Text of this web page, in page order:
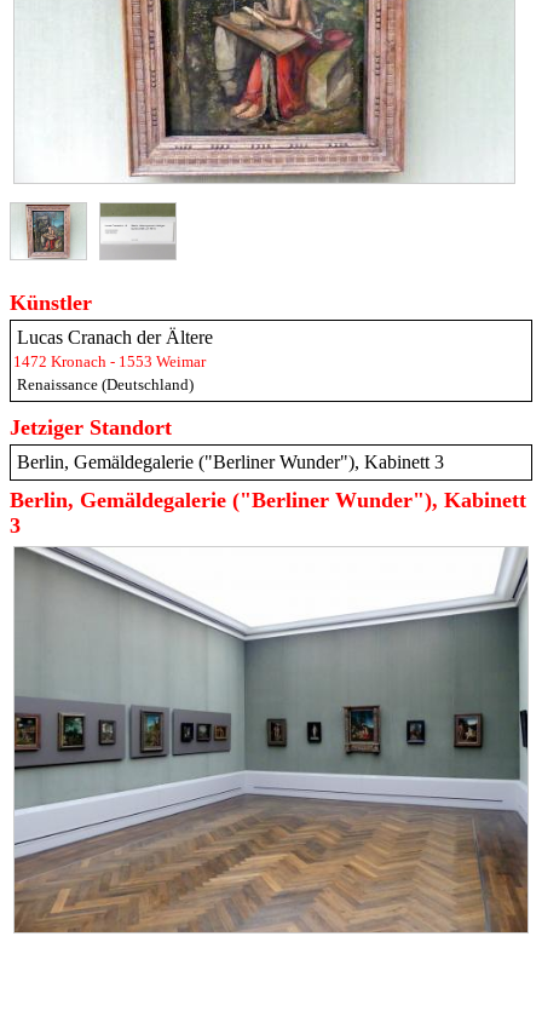
Künstler
Lucas Cranach der Ältere
1472 Kronach - 1553 Weimar
Renaissance (Deutschland)
Jetziger Standort
Berlin, Gemäldegalerie ("Berliner Wunder"), Kabinett 3
Berlin, Gemäldegalerie ("Berliner Wunder"), Kabinett
3